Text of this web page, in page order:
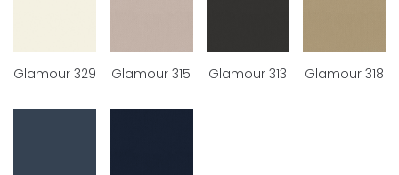
Glamour 329 Glamour 315 Glamour 313 Glamour 318